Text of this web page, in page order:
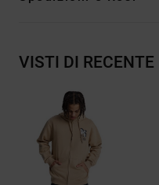
VISTI DI RECENTE